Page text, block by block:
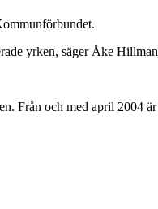
yrken, säger Åke
Från och med april 2004